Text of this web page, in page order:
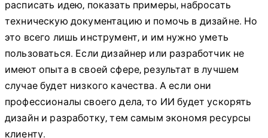
расписать идею, показать примеры, набросать
техническую документацию и помочь в дизайне. Но
это всего лишь инструмент, и им нужно уметь
пользоваться. Если дизайнер или разработчик не
имеют опыта в своей сфере, результат в лучшем
случае будет низкого качества. А если они
профессионалы своего дела, то ИИ будет ускорять
дизайн и разработку, тем самым экономя ресурсы
клиенту.